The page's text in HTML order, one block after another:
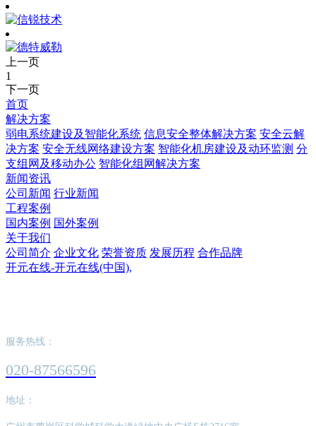
上一页
1
下一页
首页
解决方案
弱电系统建设及智能化系统 信息安全整体解决方案 安全云解
决方案 安全无线网络建设方案 智能化机房建设及动环监测 分
支组网及移动办公 智能化组网解决方案
新闻资讯
公司新闻 行业新闻
工程案例
国内案例 国外案例
关于我们
公司简介 企业文化 荣誉资质 发展历程 合作品牌
开元在线-开元在线(中国),
服务热线：
020-87566596
地址：